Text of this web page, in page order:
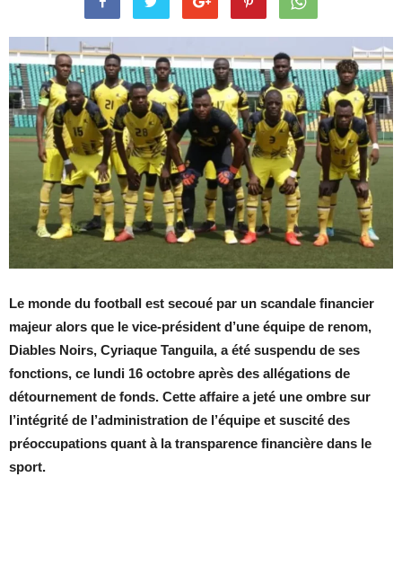
Le monde du football est secoué par un scandale financier
majeur alors que le vice-président d’une équipe de renom,
Diables Noirs, Cyriaque Tanguila, a été suspendu de ses
fonctions, ce lundi 16 octobre après des allégations de
détournement de fonds. Cette affaire a jeté une ombre sur
l’intégrité de l’administration de l’équipe et suscité des
préoccupations quant à la transparence financière dans le
sport.